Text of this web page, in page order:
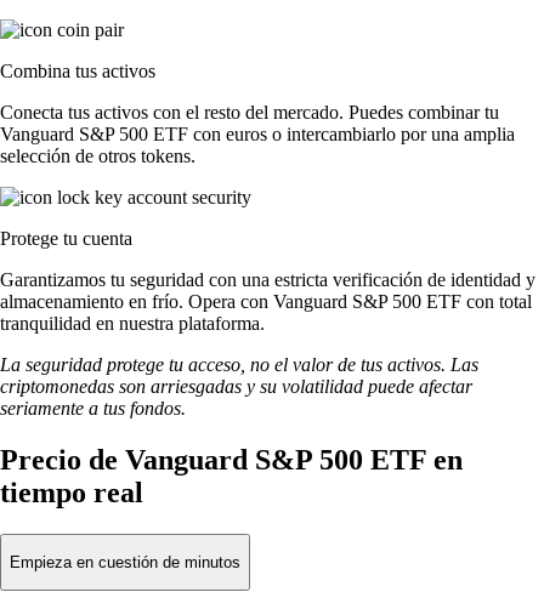
Combina tus activos
Conecta tus activos con el resto del mercado. Puedes combinar tu
Vanguard S&P 500 ETF con euros o intercambiarlo por una amplia
selección de otros tokens.
Protege tu cuenta
Garantizamos tu seguridad con una estricta verificación de identidad y
almacenamiento en frío. Opera con Vanguard S&P 500 ETF con total
tranquilidad en nuestra plataforma.
La seguridad protege tu acceso, no el valor de tus activos. Las
criptomonedas son arriesgadas y su volatilidad puede afectar
seriamente a tus fondos.
Precio de Vanguard S&P 500 ETF en
tiempo real
Empieza en cuestión de minutos